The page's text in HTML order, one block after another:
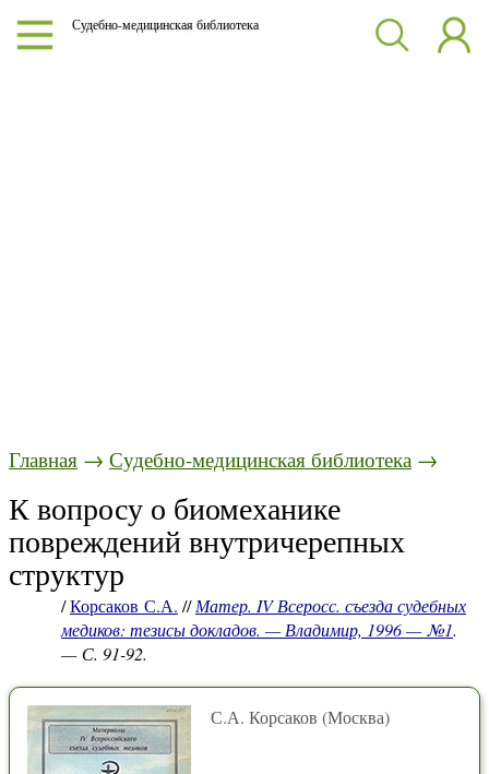
Судебно-медицинская библиотека
Главная → Судебно-медицинская библиотека →
К вопросу о биомеханике
повреждений внутричерепных
структур
/Корсаков С.А. //Матер. IV Всеросс. съезда судебных
медиков: тезисы докладов. — Владимир, 1996 — №1.
— С. 91-92.
С.А. Корсаков (Москва)